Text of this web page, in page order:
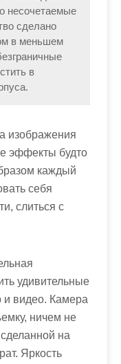
несочетаемые
сделано
в меньшем
в
изображения
эффекты будто
каждый
себя
слиться с
удивительные
видео. Камера
ничем не
на
Яркость